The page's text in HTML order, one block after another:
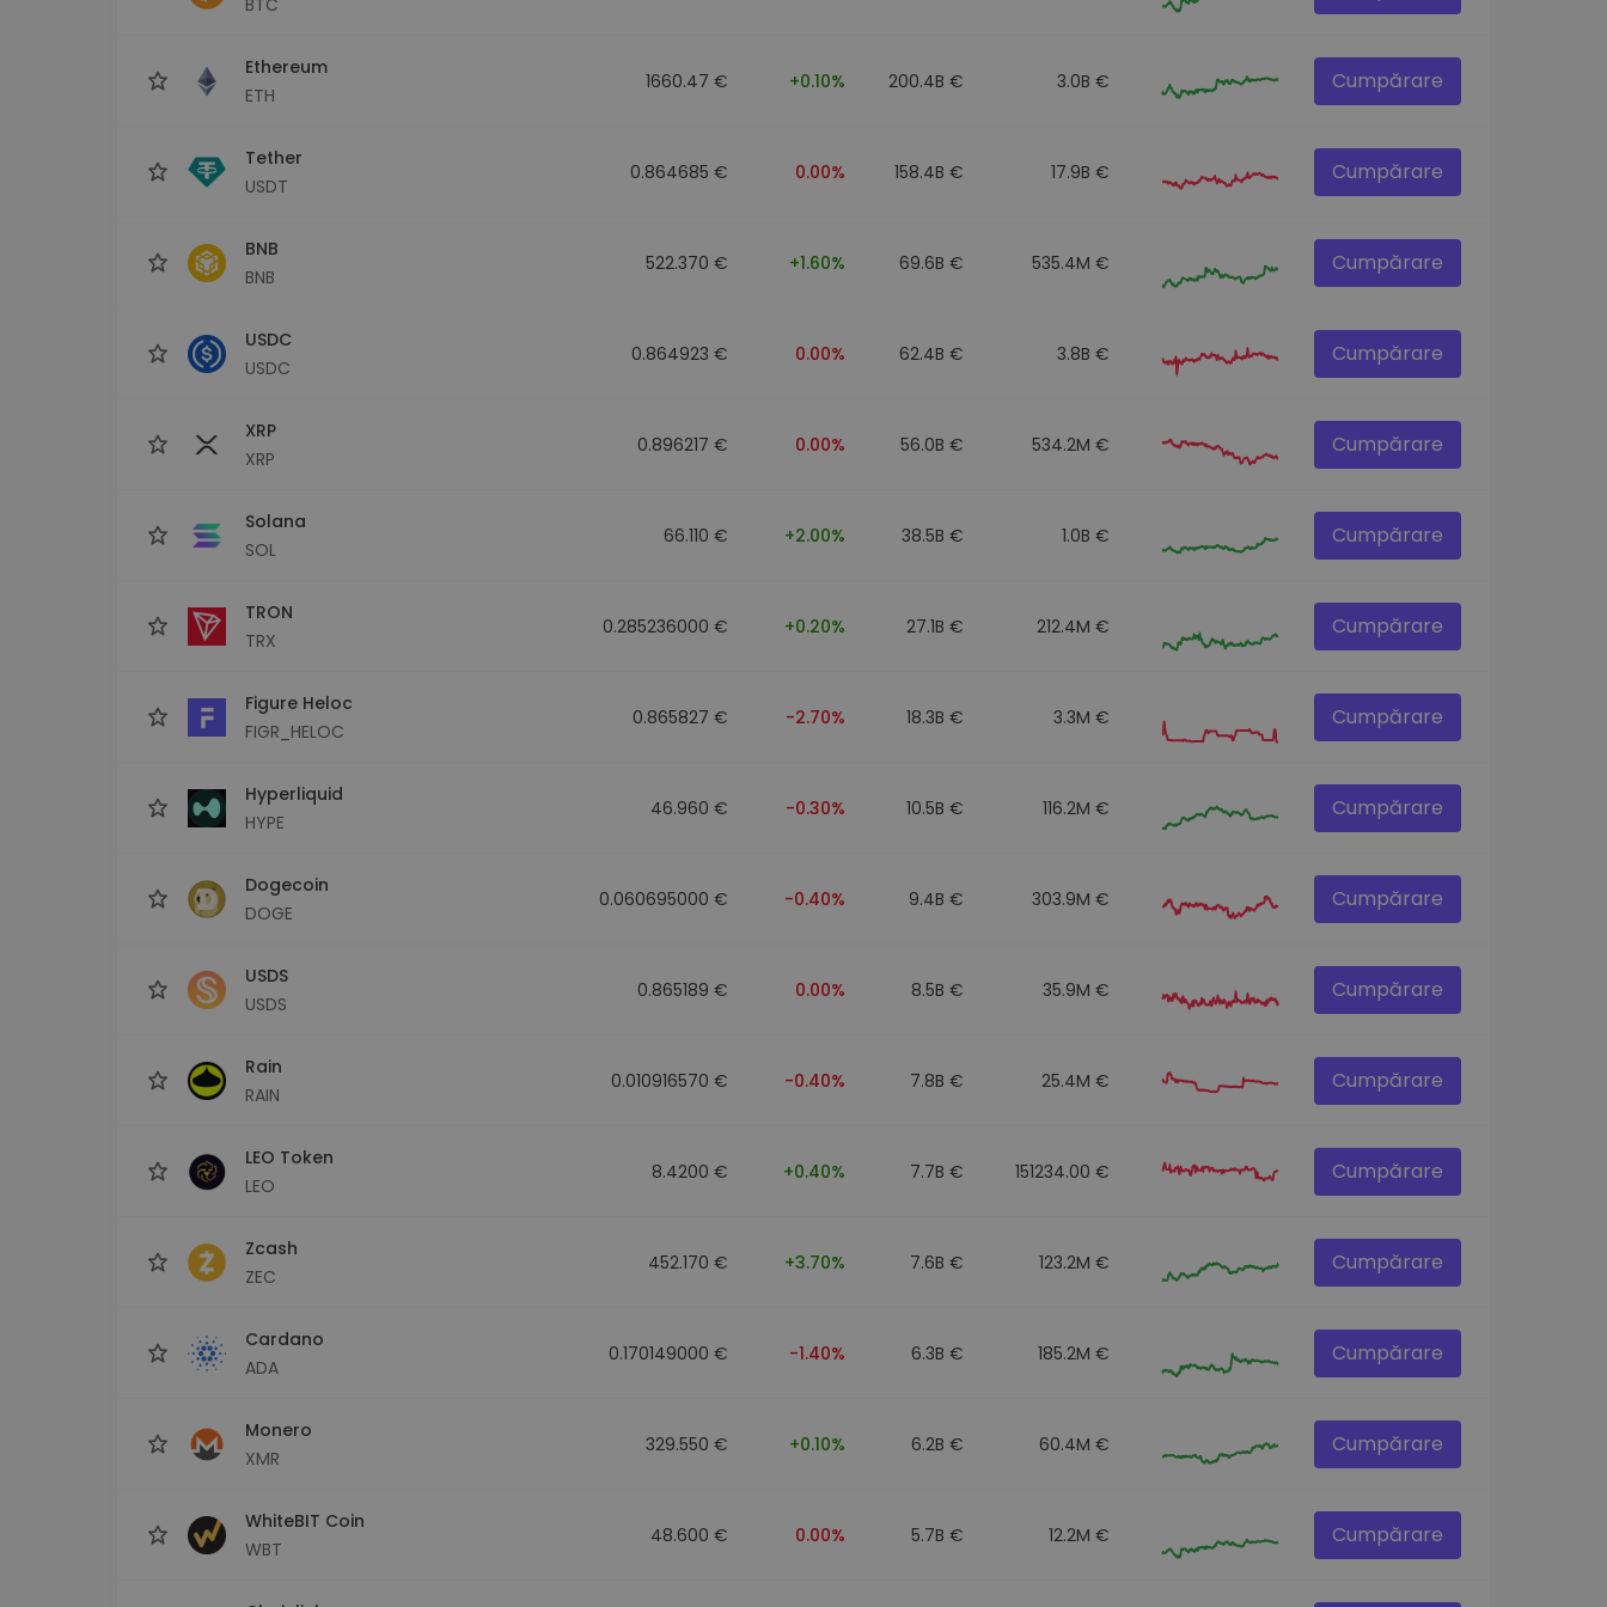
Ethereum
ETH
1660.47 € +0.10% 200.4B € 3.0B € Cumpărare
Tether
USDT
0.864685 € 0.00% 158.4B € 17.9B € Cumpărare
BNB
BNB
522.370 € +1.60% 69.6B € 535.4M € Cumpărare
USDC
USDC
0.864923 € 0.00% 62.4B € 3.8B € Cumpărare
XRP
XRP
0.896217 € 0.00% 56.0B € 534.2M € Cumpărare
Solana
SOL
66.110 € +2.00% 38.5B € 1.0B € Cumpărare
TRON
TRX
0.285236000 € +0.20% 27.1B € 212.4M € Cumpărare
Figure Heloc
FIGR_HELOC
0.865827 € -2.70% 18.3B € 3.3M € Cumpărare
Hyperliquid
HYPE
46.960 € -0.30% 10.5B € 116.2M € Cumpărare
Dogecoin
DOGE
0.060695000 € -0.40% 9.4B € 303.9M € Cumpărare
USDS
USDS
0.865189 € 0.00% 8.5B € 35.9M € Cumpărare
Rain
RAIN
0.010916570 € -0.40% 7.8B € 25.4M € Cumpărare
LEO Token
LEO
8.4200 € +0.40% 7.7B € 151234.00 € Cumpărare
Zcash
ZEC
452.170 € +3.70% 7.6B € 123.2M € Cumpărare
Cardano
ADA
0.170149000 € -1.40% 6.3B € 185.2M € Cumpărare
Monero
XMR
329.550 € +0.10% 6.2B € 60.4M € Cumpărare
WhiteBIT Coin
WBT
48.600 € 0.00% 5.7B € 12.2M € Cumpărare